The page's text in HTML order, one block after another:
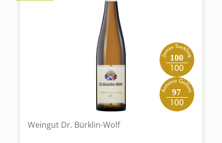
100
97
Weingut Dr. Bürklin-Wolf